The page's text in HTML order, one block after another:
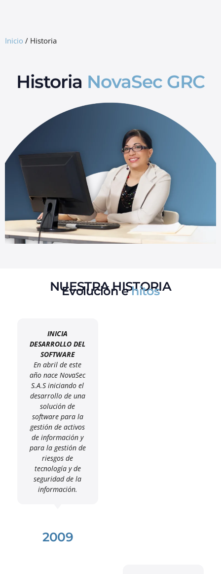
Inicio / Historia
Historia NovaSec GRC
NUESTRA HISTORIA
Evolución ehitos
INICIA
DESARROLLO DEL
SOFTWARE
En abril de este
año nace NovaSec
S.A.S iniciando el
desarrollo de una
solución de
software para la
gestión de activos
de información y
para la gestión de
riesgos de
tecnología y de
seguridad de la
información.
2009